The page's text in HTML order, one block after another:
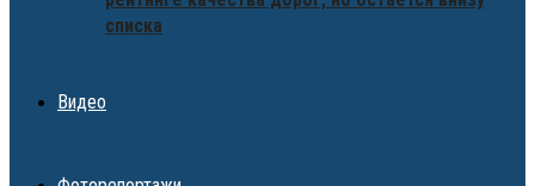
списка
Видео